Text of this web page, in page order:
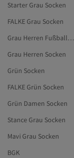
Starter Grau Socken
FALKE Grau Socken
Grau Herren Fußballsocken
Grau Herren Socken
Grün Socken
FALKE Grün Socken
Grün Damen Socken
Stance Grau Socken
Mavi Grau Socken
BGK